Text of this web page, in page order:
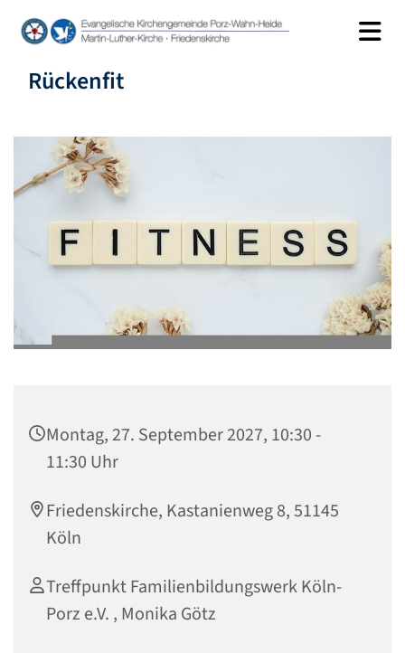
Rückenfit
Montag, 27. September 2027, 10:30 -
11:30 Uhr
Friedenskirche, Kastanienweg 8, 51145
Köln
Treffpunkt Familienbildungswerk Köln-
Porz e.V. , Monika Götz